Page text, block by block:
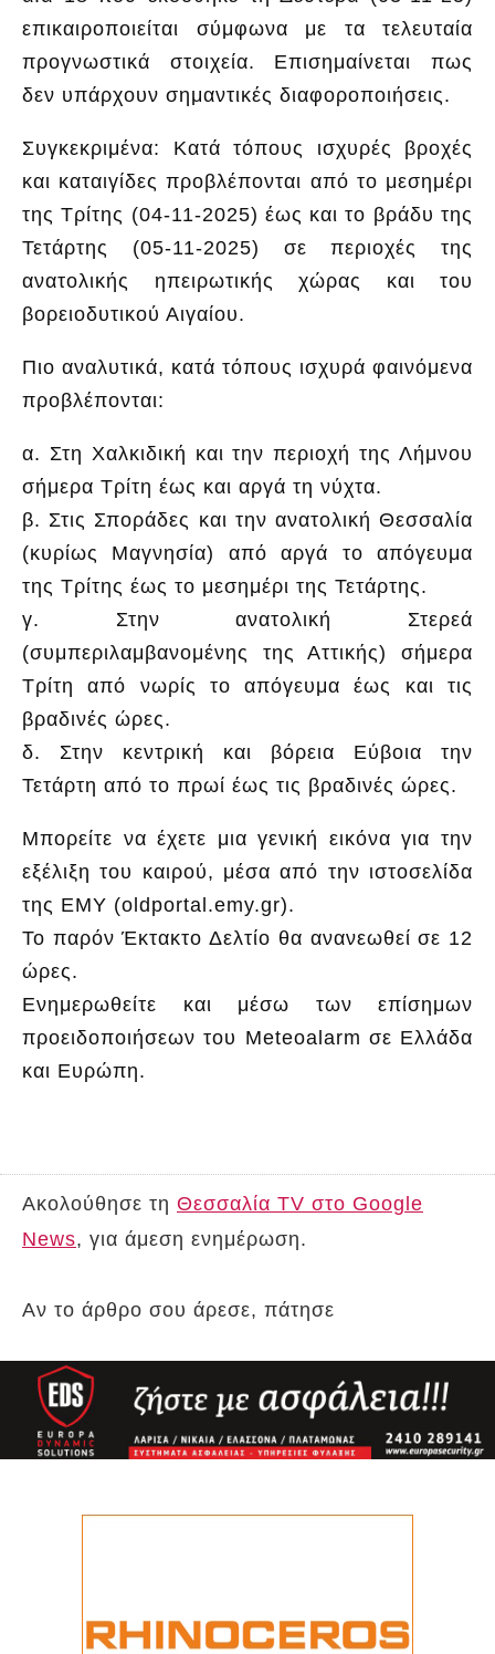
επικαιροποιείται σύμφωνα με τα τελευταία
προγνωστικά στοιχεία. Επισημαίνεται πως
δεν υπάρχουν σημαντικές διαφοροποιήσεις.
Συγκεκριμένα: Κατά τόπους ισχυρές βροχές
και καταιγίδες προβλέπονται από το μεσημέρι
της Τρίτης (04-11-2025) έως και το βράδυ της
Τετάρτης (05-11-2025) σε περιοχές της
ανατολικής ηπειρωτικής χώρας και του
βορειοδυτικού Αιγαίου.
Πιο αναλυτικά, κατά τόπους ισχυρά φαινόμενα
προβλέπονται:
α. Στη Χαλκιδική και την περιοχή της Λήμνου
σήμερα Τρίτη έως και αργά τη νύχτα.
β. Στις Σποράδες και την ανατολική Θεσσαλία
(κυρίως Μαγνησία) από αργά το απόγευμα
της Τρίτης έως το μεσημέρι της Τετάρτης.
γ. Στην ανατολική Στερεά
(συμπεριλαμβανομένης της Αττικής) σήμερα
Τρίτη από νωρίς το απόγευμα έως και τις
βραδινές ώρες.
δ. Στην κεντρική και βόρεια Εύβοια την
Τετάρτη από το πρωί έως τις βραδινές ώρες.
Μπορείτε να έχετε μια γενική εικόνα για την
εξέλιξη του καιρού, μέσα από την ιστοσελίδα
της ΕΜΥ (oldportal.emy.gr).
Το παρόν Έκτακτο Δελτίο θα ανανεωθεί σε 12
ώρες.
Ενημερωθείτε και μέσω των επίσημων
προειδοποιήσεων του Meteoalarm σε Ελλάδα
και Ευρώπη.
Ακολούθησε τη Θεσσαλία TV στο Google
News, για άμεση ενημέρωση.
Αν το άρθρο σου άρεσε, πάτησε